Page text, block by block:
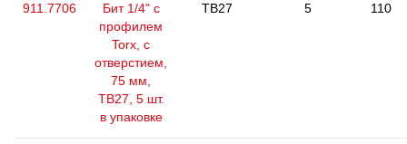
911.7706
Бит 1/4" с
профилем
Torx, с
отверстием,
75 мм,
ТВ27, 5 шт.
в упаковке
TB27 5 110